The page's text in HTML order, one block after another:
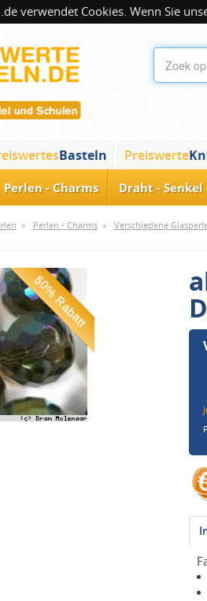
verwendet Cookies. Wenn Sie
Basteln Preiswerte
Perlen - Charms Draht -
» Perlen - Charms » Verschiedene
50% Rabatt